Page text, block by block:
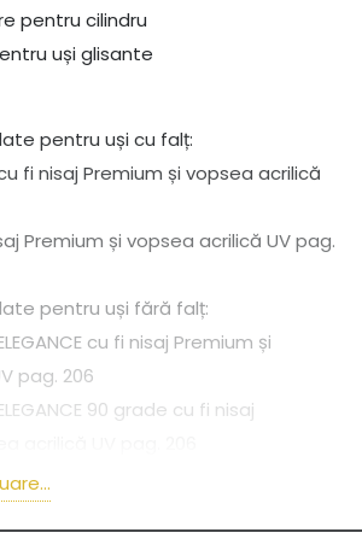
pentru cilindru
uși glisante
pentru uși cu falț:
cu fi nisaj Premium și vopsea acrilică
Premium și vopsea acrilică UV pag.
pentru uși fără falț:
cu fi nisaj Premium și
pag. 206
90 grade cu fi nisaj
și vopsea acrilică UV pag.